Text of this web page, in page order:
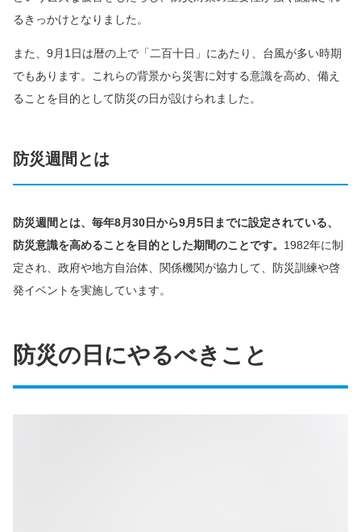
るきっかけとなりました。
また、9月1日は暦の上で「二百十日」にあたり、台風が多い時期
でもあります。これらの背景から災害に対する意識を高め、備え
ることを目的として防災の日が設けられました。
防災週間とは
防災週間とは、毎年8月30日から9月5日までに設定されている、
防災意識を高めることを目的とした期間のことです。 1982年に制
定され、政府や地方自治体、関係機関が協力して、防災訓練や啓
発イベントを実施しています。
防災の日にやるべきこと